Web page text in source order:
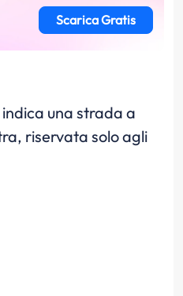
Scarica Gratis
una strada a
riservata solo agli